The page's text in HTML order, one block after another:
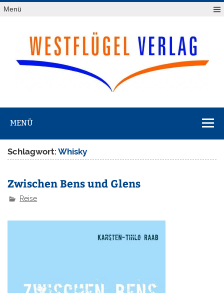
Zum
Inhalt
Menü
Verlag
MENÜ
Schlagwort:Whisky
Zwischen Bens und Glens
Reise